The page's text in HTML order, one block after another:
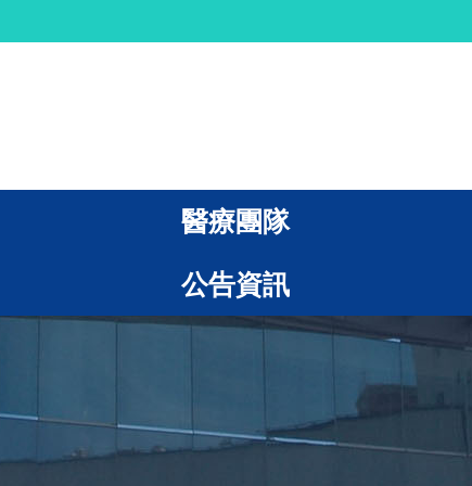
醫療團隊
公告資訊